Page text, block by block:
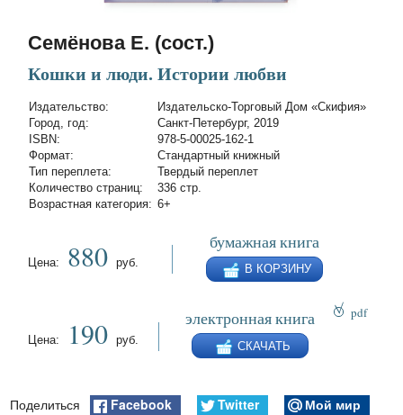
Семёнова Е. (сост.)
Кошки и люди. Истории любви
Издательство:
Издательско-Торговый Дом «Скифия»
Город, год:
Санкт-Петербург, 2019
ISBN:
978-5-00025-162-1
Формат:
Стандартный книжный
Тип переплета:
Твердый переплет
Количество страниц:
336 стр.
Возрастная категория: 6+
Цена: 880 руб.
бумажная книга
В КОРЗИНУ
Цена: 190 руб.
электронная книга
СКАЧАТЬ
pdf
Поделиться Facebook Twitter
Мой мир